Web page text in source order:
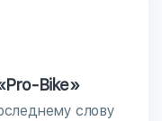
Bike»
слову